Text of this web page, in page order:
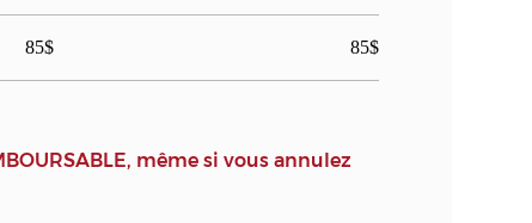
85$ 85$
même si vous annulez